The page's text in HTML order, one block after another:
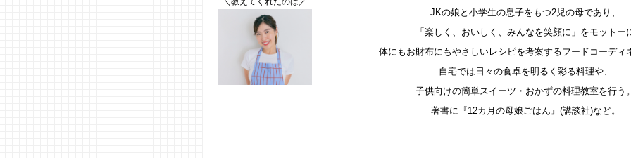
JKの娘と小学生の息子をもつ2児の母であり、
「楽しく、おいしく、みんなを笑顔に」をモットー
体にもお財布にもやさしいレシピを考案するフードコーディ
自宅では日々の食卓を明るく彩る料理や、
子供向けの簡単スイーツ・おかずの料理教室を行う
著書に『12カ月の母娘ごはん』(講談社)など。